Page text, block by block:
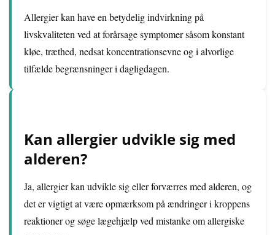
Allergier kan have en betydelig indvirkning på
livskvaliteten ved at forårsage symptomer såsom konstant
kløe, træthed, nedsat koncentrationsevne og i alvorlige
tilfælde begrænsninger i dagligdagen.
Kan allergier udvikle sig med
alderen?
Ja, allergier kan udvikle sig eller forværres med alderen, og
det er vigtigt at være opmærksom på ændringer i kroppens
reaktioner og søge lægehjælp ved mistanke om allergiske